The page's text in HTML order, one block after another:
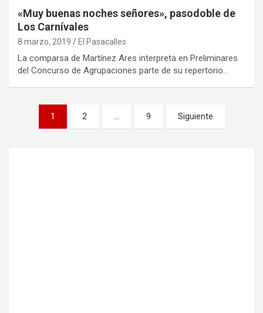
«Muy buenas noches señores», pasodoble de
Los Carnívales
8 marzo, 2019 El Pasacalles
La comparsa de Martínez Ares interpreta en Preliminares
del Concurso de Agrupaciones parte de su repertorio…
Navegación
1 2 9 Siguiente